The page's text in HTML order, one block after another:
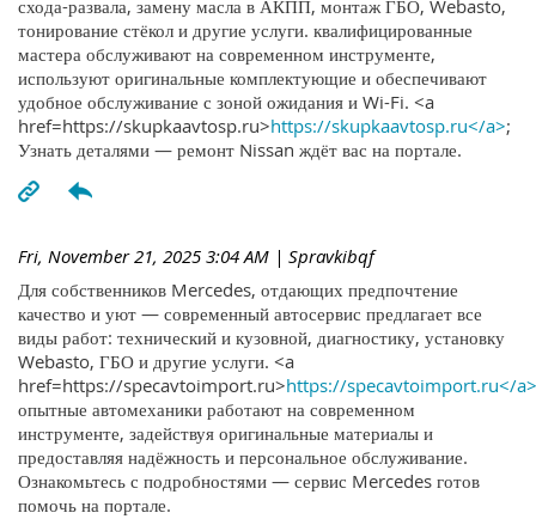
схода-развала, замену масла в АКПП, монтаж ГБО, Webasto,
тонирование стёкол и другие услуги. квалифицированные
мастера обслуживают на современном инструменте,
используют оригинальные комплектующие и обеспечивают
удобное обслуживание с зоной ожидания и Wi-Fi. <a
href=https://skupkaavtosp.ru>https://skupkaavtosp.ru</a>;
Узнать деталями — ремонт Nissan ждёт вас на портале.
Fri, November 21, 2025 3:04 AM | Spravkibqf
Для собственников Mercedes, отдающих предпочтение
качество и уют — современный автосервис предлагает все
виды работ: технический и кузовной, диагностику, установку
Webasto, ГБО и другие услуги. <a
href=https://specavtoimport.ru>https://specavtoimport.ru</a>
опытные автомеханики работают на современном
инструменте, задействуя оригинальные материалы и
предоставляя надёжность и персональное обслуживание.
Ознакомьтесь с подробностями — сервис Mercedes готов
помочь на портале.